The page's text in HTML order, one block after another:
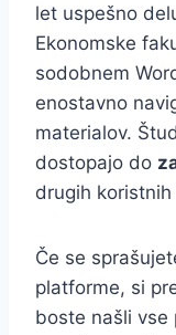
let uspešno
Ekonomske
sodobnem
enostavno
materialov.
dostopajo do
drugih koristnih
Če se
platforme, si
boste našli vse